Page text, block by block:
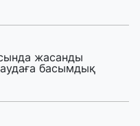
жасанды
басымдық